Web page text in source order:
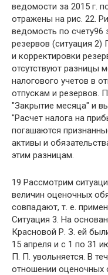
ведомости за 2015 г.
отражены на рис. 22.
ведомость по счету96
резервов (ситуация 2)
и корректировки
отсутствуют разницы
налогового учетов в
отпускам и резервов.
"Закрытие месяца" и
"Расчет налога на
погашаются
активы и
этим разницам.
19 Рассмотрим
величин оценочных
совпадают, т. е.
Ситуация 3. На
Красновой Р. З. ей
15 апреля и с 1 по 31
П. П. увольняется. В
отношении оценочных